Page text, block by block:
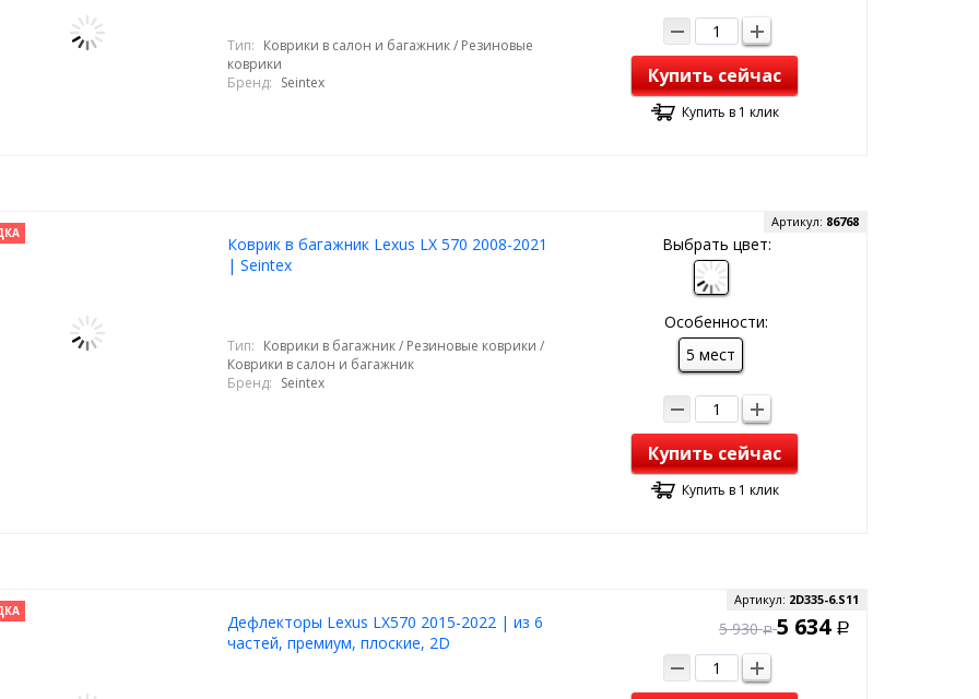
Тип: Коврики в салон и багажник / Резиновые
коврики
Бренд: Seintex Купить сейчас
Купить в 1 клик
Коврик в багажник Lexus LX 570 2008-2021
| Seintex
Артикул: 86768
Тип: Коврики в багажник / Резиновые коврики /
Коврики в салон и багажник
Бренд: Seintex
Выбрать цвет:
Особенности:
5 мест
Купить сейчас
Купить в 1 клик
Дефлекторы Lexus LX570 2015-2022 | из 6
частей, премиум, плоские, 2D
Артикул: 2D335-6.S11
5 930 Р 5 634 Р